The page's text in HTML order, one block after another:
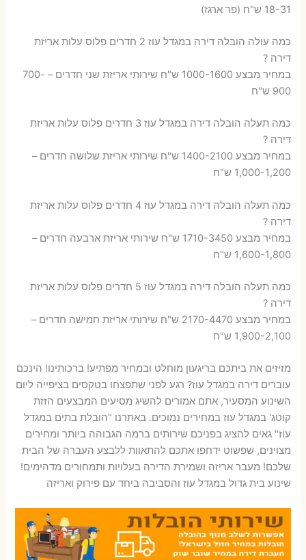
18-31 ש"ח (פר ארגז)
כמה עולה הובלה דירה במגדל עוז 2 חדרים פלוס עלות אריזת
דירה ?
במחיר מבצע 1000-1600 ש"ח שירותי אריזת שני חדרים – 700-
900 ש"ח
כמה תעלה הובלה דירה במגדל עוז 3 חדרים פלוס עלות אריזת
דירה ?
במחיר מבצע 1400-2100 ש"ח שירותי אריזת שלושה חדרים –
1,000-1,200 ש"ח
כמה תעלה הובלה דירה במגדל עוז 4 חדרים פלוס עלות אריזת
דירה ?
במחיר מבצע 1710-3450 ש"ח שירותי אריזת ארבעה חדרים –
1,600-1,800 ש"ח
כמה תעלה הובלה דירה במגדל עוז 5 חדרים פלוס עלות אריזת
דירה ?
במחיר מבצע 2170-4470 ש"ח שירותי אריזת חמישה חדרים –
1,900-2,100 ש"ח
מזיזים את ביתכם בריגעון מוחלט ובמחיר מפתיע! ברכותינו! הינכם
עוברים דירה במגדל עוז? רגע לפני שתפצחו בטקסים בציפייה ליום
השינוע המסעיר, אתם אמורים להשיג מסיעים המבצעים הזזת
קוטג' במגדל עוז במחירים נמוכים. באתרנו "הובלת בתים במגדל
עוז" גאים להציג בפניכם שירותים ברמה הגבוהה ביותר ומחירים
מצוינים, שפשוט ידחפו אתכם להתאוות ללבצע העברה של הבית
שלכם! מעבר אריזה ושמירת הדירה בעלויות ותמחורים מדהימים!
שינוע בית גדול במגדל עוז והסביבה ביחד עם פירוק ואריזה